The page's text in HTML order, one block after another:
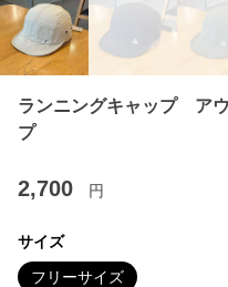
ランニングキャップ ア
プ
2,700 円
サイズ
フリーサイズ